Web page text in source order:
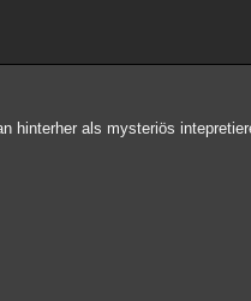
hinterher als mysteriös